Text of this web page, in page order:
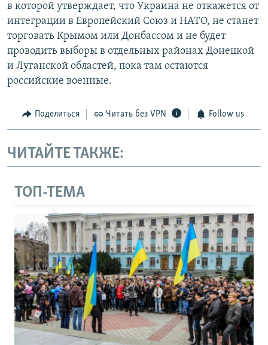
в которой утверждает, что Украина не откажется от
интеграции в Европейский Союз и НАТО, не станет
торговать Крымом или Донбассом и не будет
проводить выборы в отдельных районах Донецкой
и Луганской областей, пока там остаются
российские военные.
Поделиться Читать без VPN Follow us
ЧИТАЙТЕ ТАКЖЕ:
ТОП-ТЕМА